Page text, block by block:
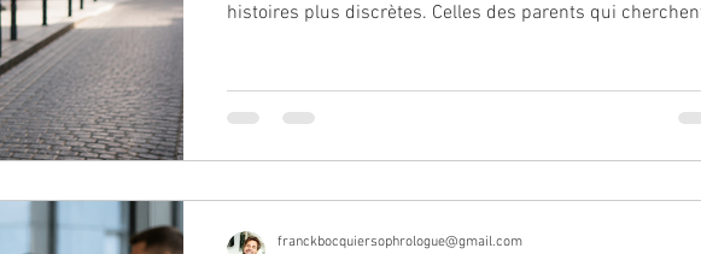
histoires plus discrètes. Celles des parents qui cherchent à
savoir quels mots employer. Et si, finalement, il n'était pas
nécessaire de tout comprendre pour aimer ?
franckbocquiersophrologue@gmail.com